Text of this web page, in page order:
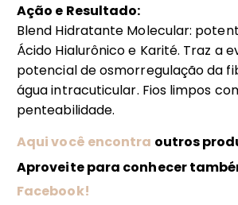
Ação e Resultado:
Blend Hidratante Molecular:
Ácido Hialurônico e Karité. Traz a
potencial de osmorregulação da
água intracuticular. Fios limpos
penteabilidade.
Aqui você encontra outros
Aproveite para conhecer
Facebook!